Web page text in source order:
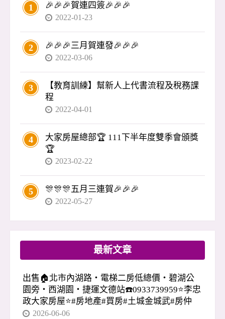
搭配銀行信託，驗收後才撥款，避免資金被挪
用。 買房不是結束，而是另一個開始。裝修、驗
收、入住，每一步都涉及錢與自身權益，沒有專
業把關，很容易出問題。 買房應該是喜事，不該
變成惡夢。 我是李忠政，如果你在交屋或裝修遇
到疑慮
1 🎉🎉🎉賀連四簽🎉🎉🎉
2022-01-23
2 🎉🎉🎉三月賀連發🎉🎉🎉
2022-03-06
3
【教育訓練】幫新人上代書流程及稅務課
程
2022-04-01
4
大家房屋總部🏆 111下半年度雙季會頒獎
🏆
2023-02-22
5 🎊🎊🎊五月三連賀🎉🎉🎉
2022-05-27
最新文章
出售🏠北市內湖路・電梯二房低總價・碧湖公
園旁・西湖園・捷運文德站☎️0933739959⭐李忠
政大家房屋⭐#房地產#買房#土城金城武#房仲
2026-06-06